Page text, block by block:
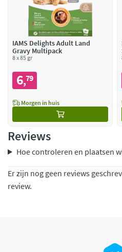
IAMS Delights Adult Land
Gravy Multipack
8 x 85 gr
6,79
Morgen in huis
Reviews
Hoe controleren en plaatsen
Er zijn nog geen reviews
review.